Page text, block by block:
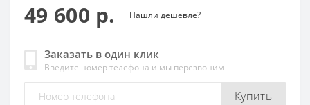
49 600 р. Нашли дешевле?
Заказать в один клик
Введите номер телефона и мы перезвоним
Купить